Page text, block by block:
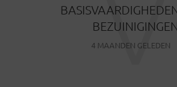
BEZUINIGINGEN
4 MAANDEN GELEDEN